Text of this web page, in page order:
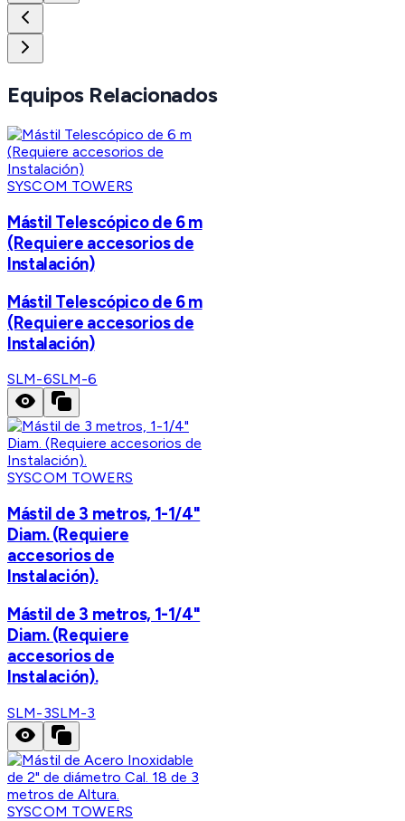
Equipos Relacionados
SYSCOM TOWERS
Mástil Telescópico de 6 m
(Requiere accesorios de
Instalación)
Mástil Telescópico de 6 m
(Requiere accesorios de
Instalación)
SLM-6SLM-6
SYSCOM TOWERS
Mástil de 3 metros, 1-1/4"
Diam. (Requiere
accesorios de
Instalación).
Mástil de 3 metros, 1-1/4"
Diam. (Requiere
accesorios de
Instalación).
SLM-3SLM-3
SYSCOM TOWERS